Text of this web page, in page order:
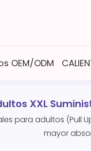
OEM/ODM
XXL
para adultos (Pull
mayor